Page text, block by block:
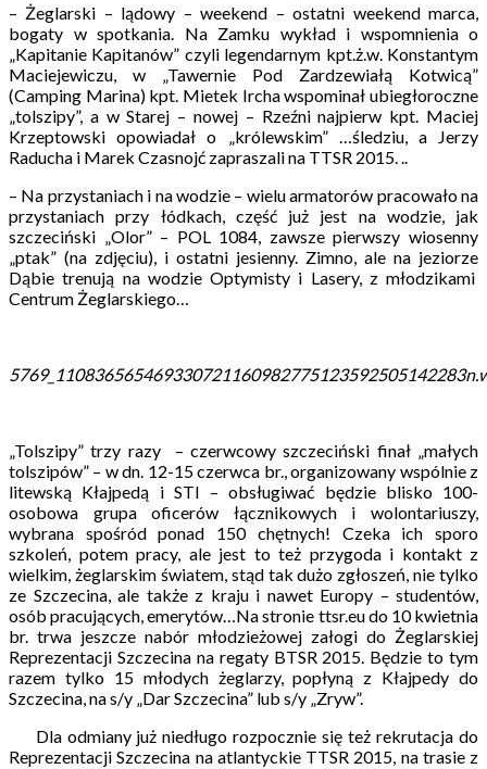
– Żeglarski – lądowy – weekend – ostatni weekend marca,
bogaty w spotkania. Na Zamku wykład i wspomnienia o
„Kapitanie Kapitanów” czyli legendarnym kpt.ż.w. Konstantym
Maciejewiczu, w „Tawernie Pod Zardzewiałą Kotwicą”
(Camping Marina) kpt. Mietek Ircha wspominał ubiegłoroczne
„tolszipy”, a w Starej – nowej – Rzeźni najpierw kpt. Maciej
Krzeptowski opowiadał o „królewskim” …śledziu, a Jerzy
Raducha i Marek Czasnojć zapraszali na TTSR 2015. ..
– Na przystaniach i na wodzie – wielu armatorów pracowało na
przystaniach przy łódkach, część już jest na wodzie, jak
szczeciński „Olor” – POL 1084, zawsze pierwszy wiosenny
„ptak” (na zdjęciu), i ostatni jesienny. Zimno, ale na jeziorze
Dąbie trenują na wodzie Optymisty i Lasery, z młodzikami
Centrum Żeglarskiego…
„Tolszipy” trzy razy – czerwcowy szczeciński finał „małych
tolszipów” – w dn. 12-15 czerwca br., organizowany wspólnie z
litewską Kłajpedą i STI – obsługiwać będzie blisko 100-
osobowa grupa oficerów łącznikowych i wolontariuszy,
wybrana spośród ponad 150 chętnych! Czeka ich sporo
szkoleń, potem pracy, ale jest to też przygoda i kontakt z
wielkim, żeglarskim światem, stąd tak dużo zgłoszeń, nie tylko
ze Szczecina, ale także z kraju i nawet Europy – studentów,
osób pracujących, emerytów…Na stronie ttsr.eu do 10 kwietnia
br. trwa jeszcze nabór młodzieżowej załogi do Żeglarskiej
Reprezentacji Szczecina na regaty BTSR 2015. Będzie to tym
razem tylko 15 młodych żeglarzy, popłyną z Kłajpedy do
Szczecina, na s/y „Dar Szczecina” lub s/y „Zryw”.
Dla odmiany już niedługo rozpocznie się też rekrutacja do
Reprezentacji Szczecina na atlantyckie TTSR 2015, na trasie z